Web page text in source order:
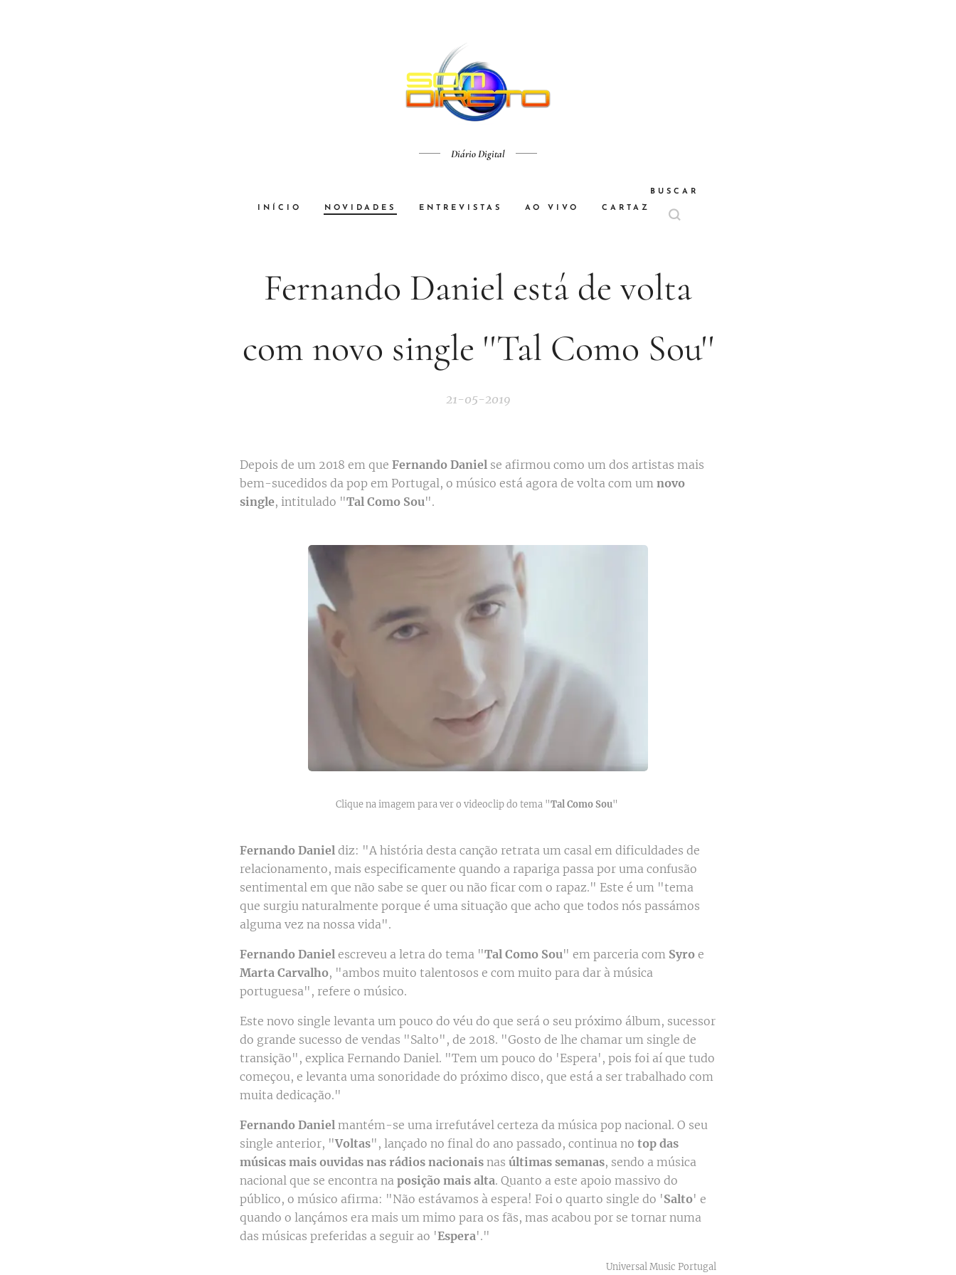
Diário Digital
INÍCIO NOVIDADES ENTREVISTAS AO VIVO CARTAZ
BUSCAR
Fernando Daniel está de volta
com novo single ''Tal Como Sou''
21-05-2019
Depois de um 2018 em que Fernando Daniel se afirmou como um dos artistas mais
bem-sucedidos da pop em Portugal, o músico está agora de volta com um novo
single, intitulado "Tal Como Sou".
Clique na imagem para ver o videoclip do tema "Tal Como Sou"
Fernando Daniel diz: "A história desta canção retrata um casal em dificuldades de
relacionamento, mais especificamente quando a rapariga passa por uma confusão
sentimental em que não sabe se quer ou não ficar com o rapaz." Este é um "tema
que surgiu naturalmente porque é uma situação que acho que todos nós passámos
alguma vez na nossa vida".
Fernando Daniel escreveu a letra do tema "Tal Como Sou" em parceria com Syro e
Marta Carvalho, "ambos muito talentosos e com muito para dar à música
portuguesa", refere o músico.
Este novo single levanta um pouco do véu do que será o seu próximo álbum, sucessor
do grande sucesso de vendas "Salto", de 2018. "Gosto de lhe chamar um single de
transição", explica Fernando Daniel. "Tem um pouco do 'Espera', pois foi aí que tudo
começou, e levanta uma sonoridade do próximo disco, que está a ser trabalhado com
muita dedicação."
Fernando Daniel mantém-se uma irrefutável certeza da música pop nacional. O seu
single anterior, "Voltas", lançado no final do ano passado, continua no top das
músicas mais ouvidas nas rádios nacionais nas últimas semanas, sendo a música
nacional que se encontra na posição mais alta. Quanto a este apoio massivo do
público, o músico afirma: "Não estávamos à espera! Foi o quarto single do 'Salto' e
quando o lançámos era mais um mimo para os fãs, mas acabou por se tornar numa
das músicas preferidas a seguir ao 'Espera'."
Universal Music Portugal